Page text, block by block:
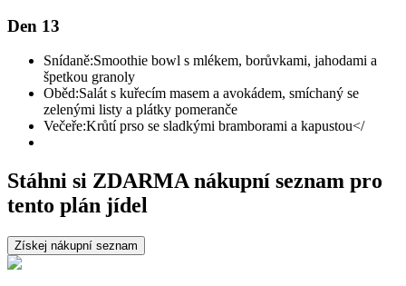
Den 13
Snídaně:Smoothie bowl s mlékem, borůvkami, jahodami a
špetkou granoly
Oběd:Salát s kuřecím masem a avokádem, smíchaný se
zelenými listy a plátky pomeranče
Večeře:Krůtí prso se sladkými bramborami a kapustou</
Stáhni si ZDARMA nákupní seznam pro
tento plán jídel
Získej nákupní seznam